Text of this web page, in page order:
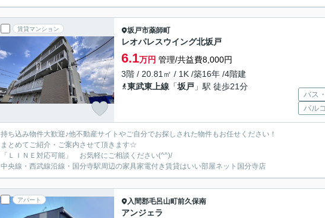
賃貸マンション 坂戸市薬師町
レオパレスウイング北坂戸
6.1万円 管理/共益費8,000円
3階 / 20.81㎡ / 1K /築16年 /4階建
東武東上線 「坂戸 」駅 徒歩21分
バス
バル
持ち込み物件大歓迎♪他不動産サイトやご自分でお探しされた物件もお任せください！
まとめてご紹介・ご案内させて頂きます☆
「ＬＩＮＥ対応可能」 お気軽にご相談ください(^^)/
中央線・西武線沿線・国分寺駅周辺の家具家電付き賃貸はいい部屋ネット国分寺店
アパート 入間郡毛呂山町前久保南
アンジェラ